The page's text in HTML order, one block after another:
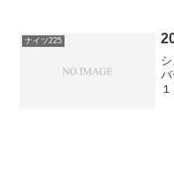
ッ
ナイツ225